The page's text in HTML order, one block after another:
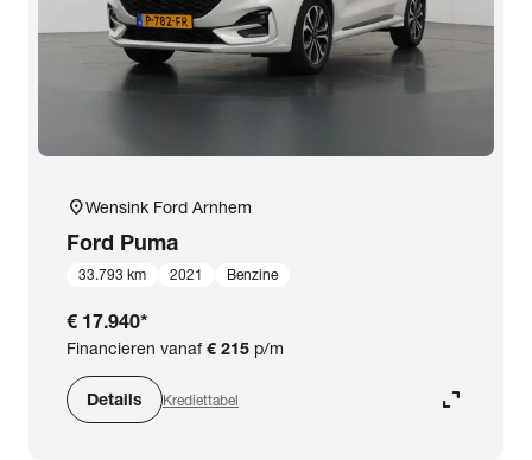
location_onWensink Ford Arnhem
Ford Puma
33.793 km 2021 Benzine
€ 17.940*
Financieren vanaf€ 215 p/m
Details Krediettabel expand_content